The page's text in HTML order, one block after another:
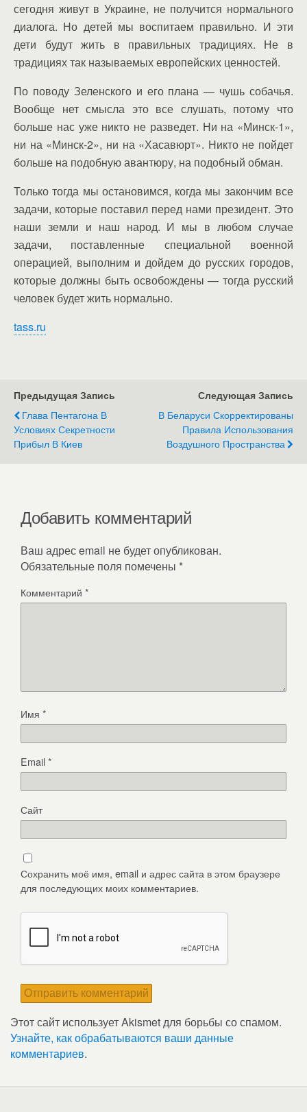
сегодня живут в Украине, не получится нормального
диалога. Но детей мы воспитаем правильно. И эти
дети будут жить в правильных традициях. Не в
традициях так называемых европейских ценностей.
По поводу Зеленского и его плана — чушь собачья.
Вообще нет смысла это все слушать, потому что
больше нас уже никто не разведет. Ни на «Минск-1»,
ни на «Минск-2», ни на «Хасавюрт». Никто не пойдет
больше на подобную авантюру, на подобный обман.
Только тогда мы остановимся, когда мы закончим все
задачи, которые поставил перед нами президент. Это
наши земли и наш народ. И мы в любом случае
задачи, поставленные специальной военной
операцией, выполним и дойдем до русских городов,
которые должны быть освобождены — тогда русский
человек будет жить нормально.
tass.ru
Предыдущая Запись
Глава Пентагона В
Условиях Секретности
Прибыл В Киев
Следующая Запись
В Беларуси Скорректированы
Правила Использования
Воздушного Пространства
Добавить комментарий
Ваш адрес email не будет опубликован.
Обязательные поля помечены *
Комментарий *
Имя *
Email*
Сайт
Сохранить моё имя, email и адрес сайта в этом браузере
для последующих моих комментариев.
Этот сайт использует Akismet для борьбы со спамом.
Узнайте, как обрабатываются ваши данные
комментариев.